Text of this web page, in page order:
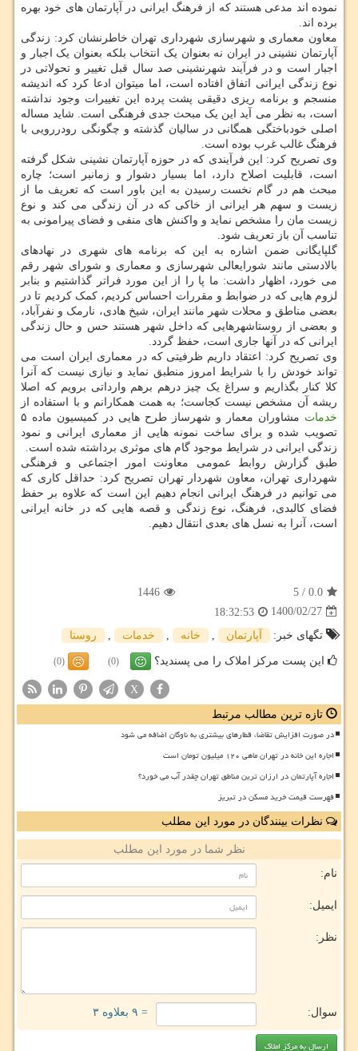
نموده اند مدعی هستند که از فرهنگ ایرانی در آپارتمان های خود بهره
برده اند.
معاون معماری و شهرسازی شهرداری تهران خاطرنشان کرد: زندگی
آپارتمان نشینی در ایران نه بعنوان یک انتخاب بلکه بعنوان یک اجبار و
اجبار است و در فرآیند شهرنشینی صد سال قبل تغییر و تحولاتی در
نوع زندگی ایرانی اتفاق افتاده است، اما میتوان ادعا کرد که اندیشه
منسجم و برنامه ریزی دقیقی پشت پرده این تغییرات وجود نداشته
است، به نظر می آید این یک مبحث جدی فرهنگی است. شاید مساله
اصلی خودباختگی همگانی در سالیان گذشته و چگونگی رودررویی با
فرهنگ غالب غرب بوده است.
وی تصریح کرد: این فرآیندی که در حوزه آپارتمان نشینی شکل گرفته
است، قابلیت اصلاح دارد، اما بسیار دشوار و زمانبر است؛ چاره
مبحث هم در گام نخست رسیدن به این باور است که تعریف ما از
زیست و سهم هر ایرانی از خاکی که در آن زندگی می کند و نوع
زیست مان را مشخص نماید و واکنش های منفی و فضای پیرامونی به
تناسب آن باز تعریف شود.
گلپایگانی ضمن اشاره به این که برنامه های شهری در نهادهای
بالادستی مانند شورایعالی شهرسازی و معماری و شورای شهر رقم
می خورد، اظهار داشت: ما پا را از این مورد فراتر گذاشتیم و بنابر
لزوم هایی که در ضوابط و مقررات احساس کردیم، کمک کردیم تا در
بعضی مناطق و محلات شهر مانند ایران، شیخ هادی، نارمک و نفرآباد،
و بعضی از روستاشهرهایی که داخل شهر هستند حس و حال زندگی
ایرانی که در آنها جاری است، حفظ گردد.
وی تصریح کرد: اعتقاد داریم ظرفیتی که در معماری ایران است می
تواند خودش را با شرایط امروز منطبق نماید و نیازی نیست که آنرا
کلا کنار بگذاریم و سراغ یک چیز درهم برهم وارداتی برویم که اصلا
ریشه آن مشخص نیست کجاست؛ به همت همکارانم و با استفاده از
خدمات
مشاوران معمار و شهرساز طرح هایی در کمیسیون ماده ۵
تصویب شده و برای ساخت نمونه هایی از معماری ایرانی و نمود
زندگی ایرانی در شرایط موجود گام های موثری برداشته شده است.
طبق گزارش روابط عمومی معاونت امور اجتماعی و فرهنگی
شهرداری تهران، معاون شهردار تهران تصریح کرد: حداقل کاری که
می توانیم در فرهنگ ایرانی انجام دهیم این است که علاوه بر حفظ
فضای کالبدی، فرهنگ، نوع زندگی و قصه هایی که در خانه ایرانی
است، آنرا به نسل های بعدی انتقال دهیم.
0.0
/
5
1446
1400/02/27
18:32:53
تگهای خبر:
آپارتمان خانه خدمات روستا
این پست مرکز املاک را می پسندید؟ (0)
(0)
X
تازه ترین مطالب مرتبط
در صورت افزایش تقاضا، قطارهای بیشتری به ناوگان اضافه می شود
اجاره این خانه در تهران ماهی ۱۲۰ میلیون تومان است
اجاره آپارتمان در ارزان ترین مناطق تهران چقدر آب می خورد؟
فهرست قیمت خرید مسکن در تبریز
نظرات بینندگان در مورد این مطلب
نظر شما در مورد این مطلب
نام:
ایمیل:
نظر:
سوال: = ۹ بعلاوه ۳